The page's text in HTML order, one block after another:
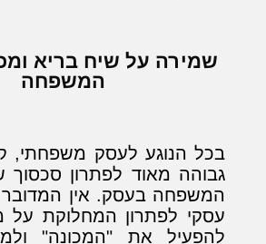
שמירה על שיח בריא
המשפחה
בכל הנוגע לעסק משפחתי,
גבוהה מאוד לפתרון סכסוך
המשפחה בעסק. אין
עסקי לפתרון המחלוקת על
להפעיל את "המכונה"